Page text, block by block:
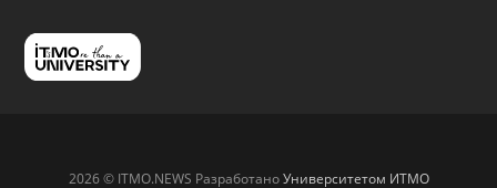
2026 © ITMO.NEWS РазработаноУниверситетом ИТМО